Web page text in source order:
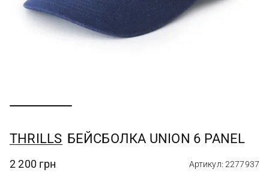
THRILLS БЕЙСБОЛКА UNION 6 PANEL
2 200 грн Артикул: 2277937